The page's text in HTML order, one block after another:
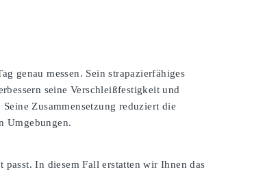
genau messen. Sein strapazierfähiges
seine Verschleißfestigkeit und
Zusammensetzung reduziert die
Umgebungen.
In diesem Fall erstatten wir Ihnen das